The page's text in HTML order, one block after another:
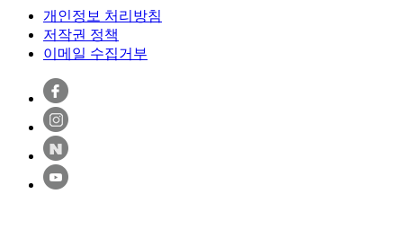
개인정보 처리방침
저작권 정책
이메일 수집거부